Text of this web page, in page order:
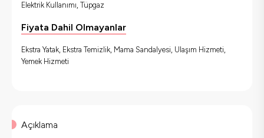
Elektrik Kullanımı, Tüpgaz
Fiyata Dahil Olmayanlar
Ekstra Yatak, Ekstra Temizlik, Mama Sandalyesi, Ulaşım Hizmeti,
Yemek Hizmeti
Açıklama